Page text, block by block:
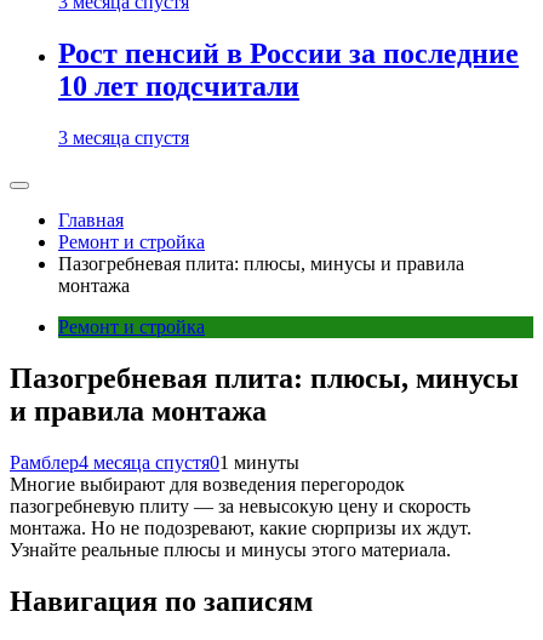
Рост пенсий в России за последние
10 лет подсчитали
3 месяца спустя
Главная
Ремонт и стройка
Пазогребневая плита: плюсы, минусы и правила
монтажа
Ремонт и стройка
Пазогребневая плита: плюсы, минусы
и правила монтажа
Рамблер4 месяца спустя01 минуты
Многие выбирают для возведения перегородок
пазогребневую плиту — за невысокую цену и скорость
монтажа. Но не подозревают, какие сюрпризы их ждут.
Узнайте реальные плюсы и минусы этого материала.
Навигация по записям